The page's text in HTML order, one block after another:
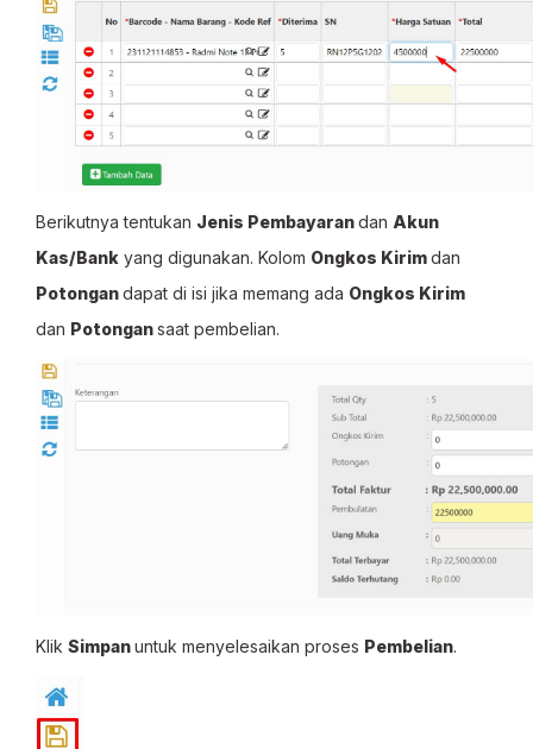
Berikutnya tentukan Jenis Pembayarandan Akun
Kas/Bank yang digunakan. Kolom Ongkos Kirimdan
Potongandapat di isi jika memang ada Ongkos Kirim
dan Potongansaat pembelian.
Klik Simpanuntuk menyelesaikan proses Pembelian.